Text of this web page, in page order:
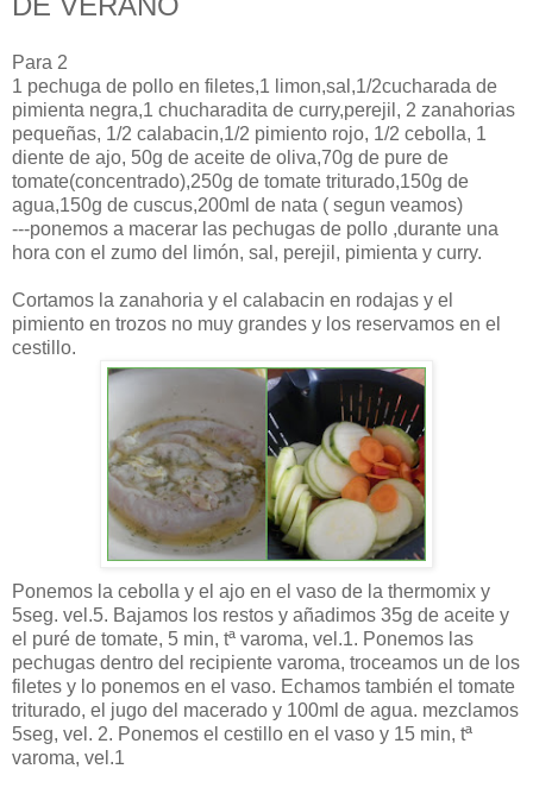
Para 2
1 pechuga de pollo en filetes,1 limon,sal,1/2cucharada de
pimienta negra,1 chucharadita de curry,perejil, 2 zanahorias
pequeñas, 1/2 calabacin,1/2 pimiento rojo, 1/2 cebolla, 1
diente de ajo, 50g de aceite de oliva,70g de pure de
tomate(concentrado),250g de tomate triturado,150g de
agua,150g de cuscus,200ml de nata ( segun veamos)
---ponemos a macerar las pechugas de pollo ,durante una
hora con el zumo del
limón, sal, perejil, pimienta y curry.
Cortamos la zanahoria y el calabacin en rodajas y el
pimiento en trozos no muy grandes y los reservamos en el
cestillo.
Ponemos la cebolla y el ajo en el vaso de la thermomix y
5seg. vel .5. Bajamos los restos y añadimos 35g de aceite y
el puré de tomate, 5 min, tª varoma, vel .1. Ponemos las
pechugas dentro del recipiente varoma, troceamos un de los
filetes y lo ponemos en el vaso. Echamos también el tomate
triturado, el jugo del macerado y 100ml de agua. mezclamos
5seg, vel . 2. Ponemos el cestillo en el vaso y 15 min, tª
varoma, vel .1